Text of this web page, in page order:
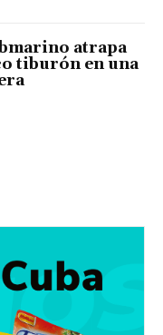
atrapa
tiburón en una